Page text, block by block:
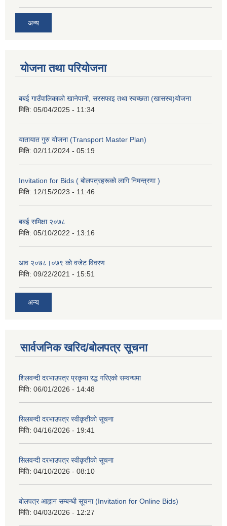
अन्य
योजना तथा परियोजना
बबई गाउँपालिकाको खानेपानी, सरसफाइ तथा स्वच्छता (खासस्व)योजना
मिति: 05/04/2025 - 11:34
यातायात गुरु योजना (Transport Master Plan)
मिति: 02/11/2024 - 05:19
Invitation for Bids ( बोलपत्रहरूको लागि निमन्त्रणा )
मिति: 12/15/2023 - 11:46
बबई समिक्षा २०७८
मिति: 05/10/2022 - 13:16
आव २०७८।०७९ काे वजेट विवरण
मिति: 09/22/2021 - 15:51
अन्य
सार्वजनिक खरिद/बोलपत्र सूचना
शिलवन्दी दरभाउपत्र प्रकृया रद्ध गरिएको सम्वन्धमा
मिति: 06/01/2026 - 14:48
सिलबन्दी दरभाउपत्र स्वीकृतीको सूचना
मिति: 04/16/2026 - 19:41
सिलवन्दी दरभाउपत्र स्वीकृतीको सूचना
मिति: 04/10/2026 - 08:10
बोलपत्र आह्नान सम्बन्धी सूचना (Invitation for Online Bids)
मिति: 04/03/2026 - 12:27